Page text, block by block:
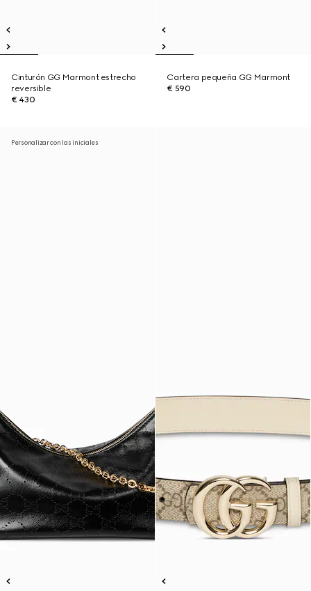
Cinturón GG Marmont estrecho
reversible
€ 430
Cartera pequeña GG Marmont
€ 590
Personalizar con las iniciales